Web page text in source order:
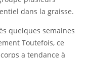
dans la graisse.
quelques semaines
Toutefois, ce
a tendance à